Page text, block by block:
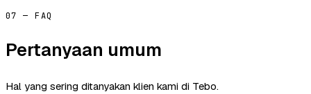
07 — FAQ
Pertanyaan umum
Hal yang sering ditanyakan klien kami di Tebo.